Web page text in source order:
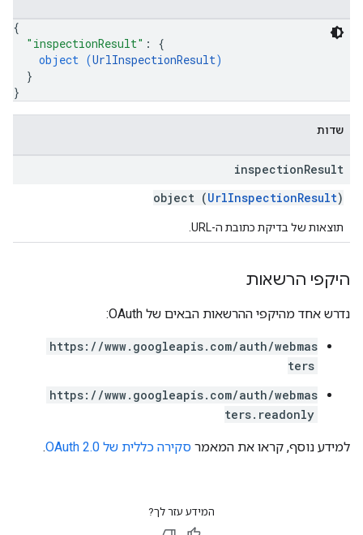
{
"inspectionResult" : {
object (UrlInspectionResult)
}
}
שדות
inspectionResult
object (UrlInspectionResult)
תוצאות של בדיקת כתובת ה-URL.
היקפי הרשאות
נדרש אחד מהיקפי ההרשאות הבאים של OAuth:
https://www.googleapis.com/auth/webmas
ters
https://www.googleapis.com/auth/webmas
ters.readonly
למידע נוסף, קראו את המאמר סקירה כללית של OAuth 2.0 .
המידע עזר לך?